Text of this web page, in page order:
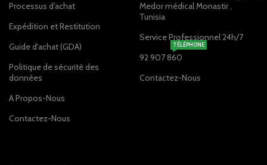
Processus d'achat
Expédition et Restitution
Guide d'achat (GDA)
Politique de sécurité des
données
A Propos-Nous
Contactez-Nous
Medor médical Monastir ,
Tunisia
Service Professionnel 24h/7
92 907 860
TÉLÉPHONE
Contactez-Nous